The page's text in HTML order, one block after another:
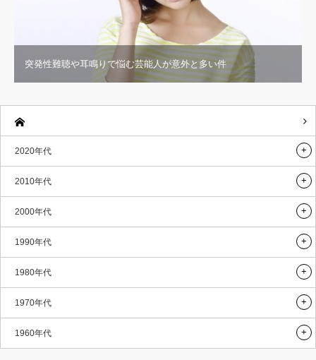
突発性難聴や耳鳴りで悩む芸能人が意外と多い件
2020年代
2010年代
2000年代
1990年代
1980年代
1970年代
1960年代